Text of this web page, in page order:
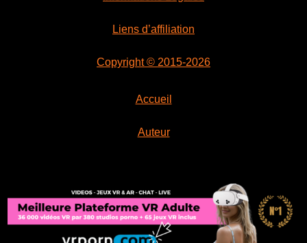
Liens d’affiliation
Copyright © 2015-2026
Accueil
Auteur